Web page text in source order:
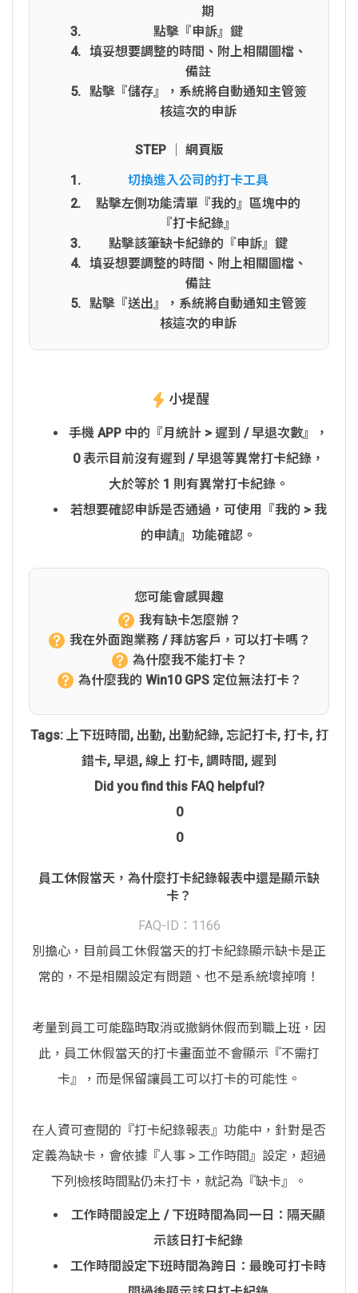
期
點擊『申訴』鍵
填妥想要調整的時間、附上相關圖檔、
備註
點擊『儲存』，系統將自動通知主管簽
核這次的申訴
STEP │ 網頁版
切換進入公司的打卡工具
點擊左側功能清單『我的』區塊中的
『打卡紀錄』
點擊該筆缺卡紀錄的『申訴』鍵
填妥想要調整的時間、附上相關圖檔、
備註
點擊『送出』，系統將自動通知主管簽
核這次的申訴
小提醒
手機 APP 中的『月統計 > 遲到 / 早退次數』，
0 表示目前沒有遲到 / 早退等異常打卡紀錄，
大於等於 1 則有異常打卡紀錄。
若想要確認申訴是否通過，可使用『我的 > 我
的申請』功能確認。
您可能會感興趣
我有缺卡怎麼辦？
我在外面跑業務 / 拜訪客戶，可以打卡嗎？
為什麼我不能打卡？
為什麼我的 Win10 GPS 定位無法打卡？
Tags: 上下班時間 , 出勤, 出勤紀錄, 忘記打卡, 打卡, 打
錯卡, 早退, 線上 打卡, 調時間 , 遲到
Did you find this FAQ helpful?
0
0
員工休假當天，為什麼打卡紀錄報表中還是顯示缺
卡？
FAQ-ID：1166
別擔心，目前員工休假當天的打卡紀錄顯示缺卡是正
常的，不是相關設定有問題、也不是系統壞掉唷！
考量到員工可能臨時取消或撤銷休假而到職上班，因
此，員工休假當天的打卡畫面並不會顯示『不需打
卡』，而是保留讓員工可以打卡的可能性。
在人資可查閱的『打卡紀錄報表』功能中，針對是否
定義為缺卡，會依據『人事 > 工作時間』設定，超過
下列檢核時間點仍未打卡，就記為『缺卡』。
工作時間設定上 / 下班時間為同一日：隔天顯
示該日打卡紀錄
工作時間設定下班時間為跨日：最晚可打卡時